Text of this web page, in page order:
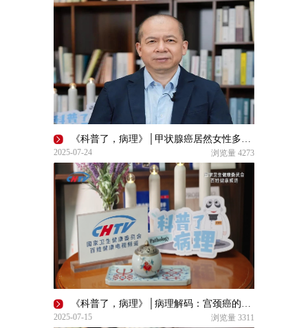
《科普了，病理》│甲状腺癌居然女性多发？
2025-07-24 浏览量 4273
《科普了，病理》│病理解码：宫颈癌的寻影放踪
2025-07-15 浏览量 3311